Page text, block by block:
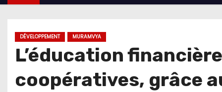
DÉVELOPPEMENT MURAMVYA
L’éducation
coopératives, grâce